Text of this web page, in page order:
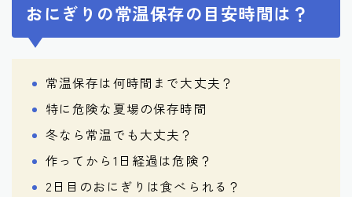
おにぎりの常温保存の目安時間は？
常温保存は何時間まで大丈夫？
特に危険な夏場の保存時間
冬なら常温でも大丈夫？
作ってから1日経過は危険？
2日目のおにぎりは食べられる？